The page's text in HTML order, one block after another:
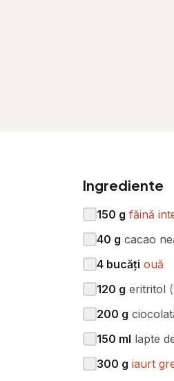
Ingrediente
150 g făină
40 g cacao
4 bucăți ouă
120 g eritritol (
200 g
150 ml lapte
300 g iaurt